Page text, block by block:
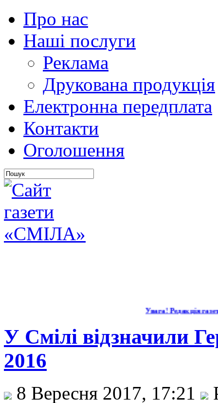
Про нас
Наші послуги
Реклама
Друкована продукція
Електронна передплата
Контакти
Оголошення
Увага! Редакція
У Смілі відзначили
2016
8 Вересня 2017, 17:21